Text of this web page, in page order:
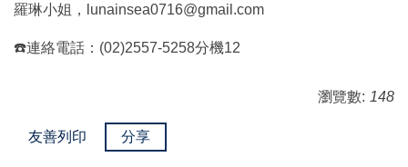
羅琳小姐，lunainsea0716@gmail.com
☎️連絡電話：(02)2557-5258分機12
瀏覽數: 148
友善列印 分享